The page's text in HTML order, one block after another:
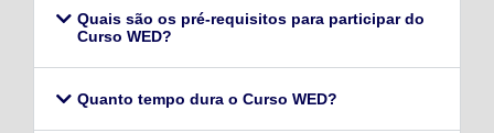
Quais são os pré-requisitos para participar do
Curso WED?
Quanto tempo dura o Curso WED?